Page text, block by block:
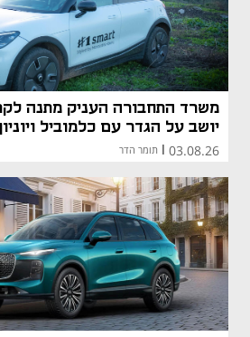
משרד התחבורה העניק מתנה
יושב על הגדר עם כלמוביל
03.08.26 תומר הדר